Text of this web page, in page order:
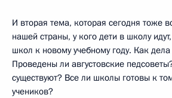
И вторая тема, которая сегодня тоже
нашей страны, у кого дети в школу
школ к новому учебному году. Как дела
Проведены ли августовские
существуют? Все ли школы готовы к
учеников?